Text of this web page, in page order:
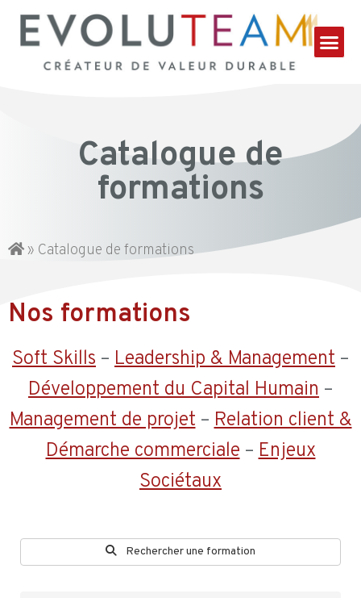
Catalogue de
formations
» Catalogue de formations
Nos formations
Soft Skills – Leadership & Management –
Développement du Capital Humain –
Management de projet–Relation client &
Démarche commerciale–Enjeux
Sociétaux
Rechercher une formation